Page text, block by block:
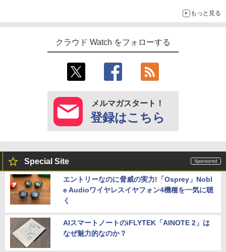
もっと見る
クラウド Watch をフォローする
メルマガスタート！
登録はこちら
Special Site
エントリーなのに脅威の実力!「Osprey」Nobl
e Audioワイヤレスイヤフォン4機種を一気に聴
く
AIスマートノートのiFLYTEK「AINOTE 2」は
なぜ魅力的なのか？